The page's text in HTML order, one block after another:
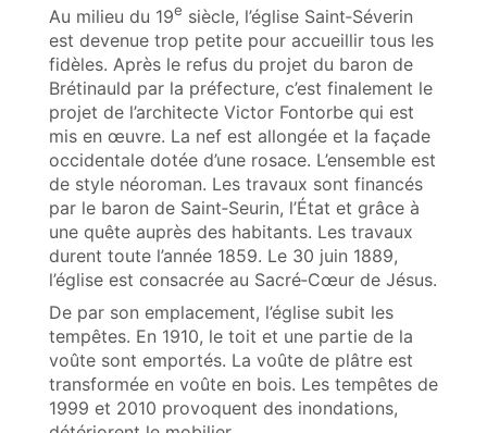
Au milieu du 19e siècle, l’église Saint‑Séverin
est devenue trop petite pour accueillir tous les
fidèles. Après le refus du projet du baron de
Brétinauld par la préfecture, c’est finalement le
projet de l’architecte Victor Fontorbe qui est
mis en œuvre. La nef est allongée et la façade
occidentale dotée d’une rosace. L’ensemble est
de style néoroman. Les travaux sont financés
par le baron de Saint‑Seurin, l’État et grâce à
une quête auprès des habitants. Les travaux
durent toute l’année 1859. Le 30 juin 1889,
l’église est consacrée au Sacré‑Cœur de Jésus.
De par son emplacement, l’église subit les
tempêtes. En 1910, le toit et une partie de la
voûte sont emportés. La voûte de plâtre est
transformée en voûte en bois. Les tempêtes de
1999 et 2010 provoquent des inondations,